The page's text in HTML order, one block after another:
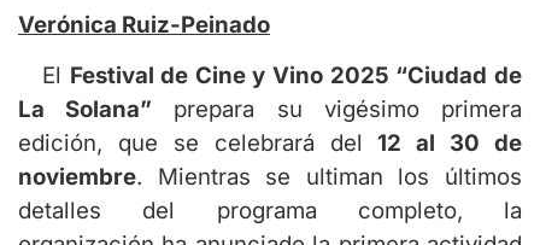
Verónica Ruiz-Peinado
El Festival de Cine y Vino 2025 “Ciudad de
La Solana” prepara su vigésimo primera
edición, que se celebrará del12 al 30 de
noviembre. Mientras se ultiman los últimos
detalles del programa completo, la